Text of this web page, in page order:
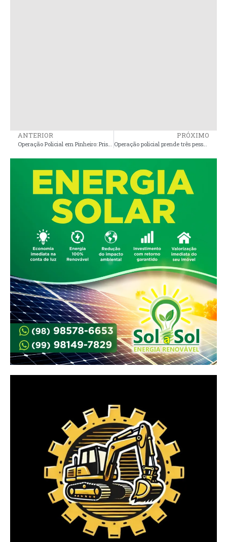
ANTERIOR PRÓXIMO
Operação policial prende três pessoas por tráfico de drogas, porte ilegal de arma de fogo e latrocínio em Pinheiro